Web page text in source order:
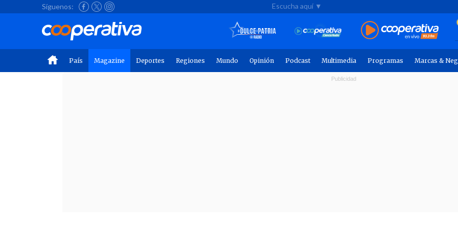
Síguenos: Escucha aquí ▼
País Magazine Deportes Regiones Mundo Opinión Podcast Multimedia Programas Marcas &